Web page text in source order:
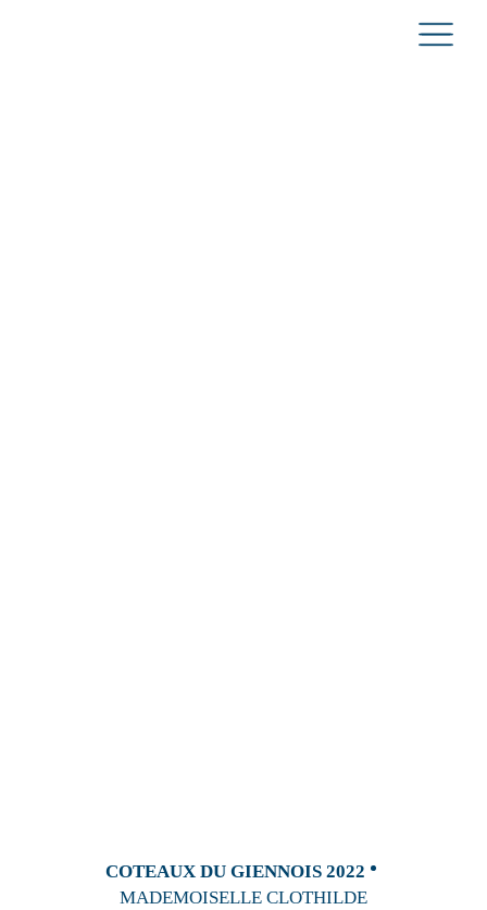
COTEAUX DU GIENNOIS 2022
MADEMOISELLE CLOTHILDE